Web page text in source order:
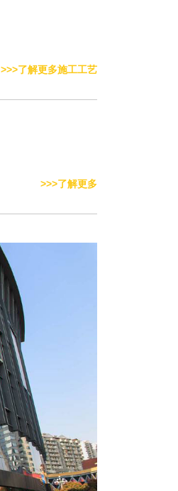
>>>了解更多施工工艺
>>>了解更多